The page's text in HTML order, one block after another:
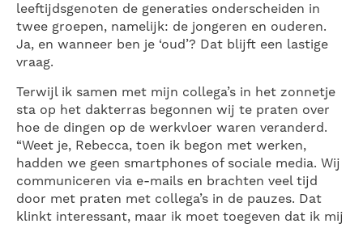
leeftijdsgenoten de generaties onderscheiden in
twee groepen, namelijk: de jongeren en ouderen.
Ja, en wanneer ben je ‘oud’? Dat blijft een lastige
vraag.
Terwijl ik samen met mijn collega’s in het zonnetje
sta op het dakterras begonnen wij te praten over
hoe de dingen op de werkvloer waren veranderd.
“Weet je, Rebecca, toen ik begon met werken,
hadden we geen smartphones of sociale media. Wij
communiceren via e-mails en brachten veel tijd
door met praten met collega’s in de pauzes. Dat
klinkt interessant, maar ik moet toegeven dat ik mij